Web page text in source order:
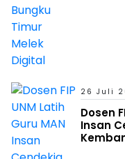
26 Juli
Dosen
Insan